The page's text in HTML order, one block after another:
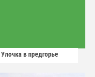
Улочка в предгорье